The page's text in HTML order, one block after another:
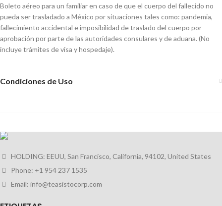
Boleto aéreo para un familiar en caso de que el cuerpo del fallecido no
pueda ser trasladado a México por situaciones tales como: pandemia,
fallecimiento accidental e imposibilidad de traslado del cuerpo por
aprobación por parte de las autoridades consulares y de aduana. (No
incluye trámites de visa y hospedaje).
Condiciones de Uso
HOLDING: EEUU, San Francisco, California, 94102, United States
Phone: +1 954 237 1535
Email: info@teasistocorp.com